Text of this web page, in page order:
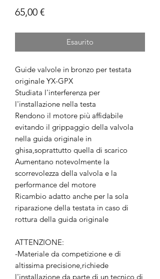
65,00 €Prezzo
Esaurito
Guide valvole in bronzo per testata
originale YX-GPX
Studiata l'interferenza per
l'installazione nella testa
Rendono il motore più affidabile
evitando il grippaggio della valvola
nella guida originale in
ghisa,soprattutto quella di scarico
Aumentano notevolmente la
scorrevolezza della valvola e la
performance del motore
Ricambio adatto anche per la sola
riparazione della testata in caso di
rottura della guida originale
ATTENZIONE:
-Materiale da competizione e di
altissima precisione,richiede
l'installazione da parte di un tecnico di